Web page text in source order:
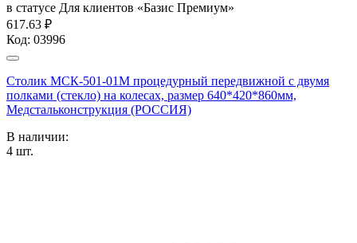
в статусе Для клиентов «Базис Премиум»
617.63 ₽
Код: 03996
Столик МСК-501-01М процедурный передвижной с двумя
полками (стекло) на колесах, размер 640*420*860мм,
Медстальконструкция (РОССИЯ)
В наличии:
4 шт.